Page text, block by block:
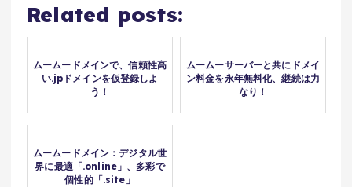
Related posts:
ムームードメインで、信頼性高
い.jpドメインを仮登録しよ
う！
ムームーサーバーと共にドメイ
ン料金を永年無料化、継続は力
なり！
ムームードメイン：デジタル世
界に最適「.online」、多彩で
個性的「.site」